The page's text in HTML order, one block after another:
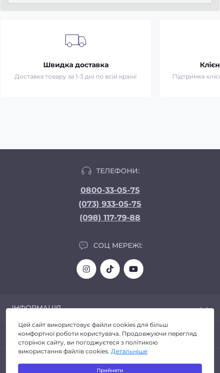
Швидка доставка
Доставка товару за 1-3 дні по всій країні Підтримка
ТЕЛЕФОНИ:
0800-33-05-75
(073) 933-05-75
(098) 117-79-88
СОЦ МЕРЕЖІ:
ІНФОРМАЦІЯ
Доставка та Оплата
Про магазин
Політика конфіденційності
Договір публічної оферти
ПОПУЛЯРНЕ
Автозвук
Головні пристрої
Цей сайт використовує файли cookies для більш
комфортної роботи користувача. Продовжуючи перегляд
сторінок сайту, ви погоджуєтеся з політикою
використання файлів cookies. Детальніше
Прийняти